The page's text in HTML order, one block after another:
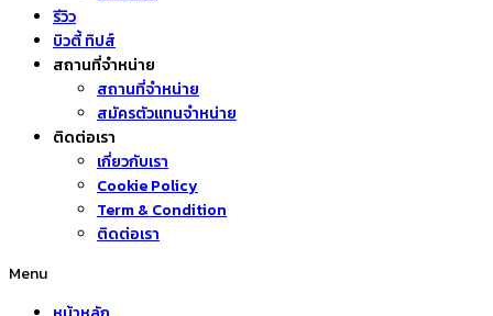
รีวิว
บิวตี้ ทิปส์
สถานที่จำหน่าย
สถานที่จำหน่าย
สมัครตัวแทนจำหน่าย
ติดต่อเรา
เกี่ยวกับเรา
Cookie Policy
Term & Condition
ติดต่อเรา
Menu